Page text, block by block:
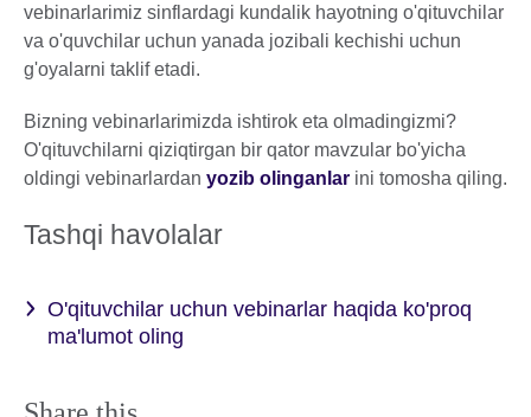
vebinarlarimiz sinflardagi kundalik hayotning o'qituvchilar
va o'quvchilar uchun yanada jozibali kechishi uchun
g'oyalarni taklif etadi.
Bizning vebinarlarimizda ishtirok eta olmadingizmi?
O'qituvchilarni qiziqtirgan bir qator mavzular bo'yicha
oldingi vebinarlardan yozib olinganlar ini tomosha qiling.
Tashqi havolalar
O'qituvchilar uchun vebinarlar haqida ko'proq
ma'lumot oling